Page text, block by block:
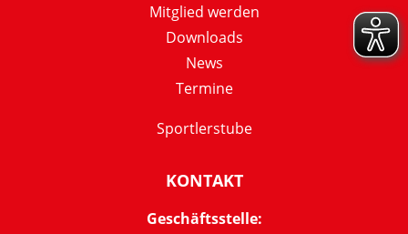
Mitglied werden
Downloads
News
Termine
Sportlerstube
KONTAKT
Geschäftsstelle: